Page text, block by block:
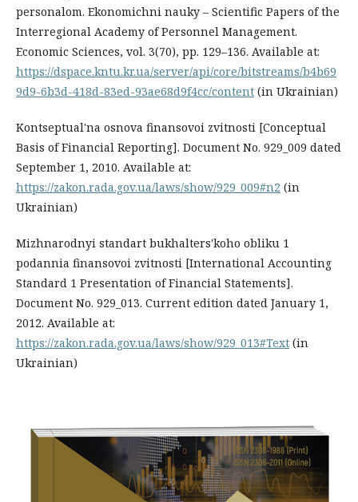
personalom. Ekonomichni nauky – Scientific Papers of the
Interregional Academy of Personnel Management.
Economic Sciences, vol. 3(70), pp. 129–136. Available at:
https://dspace.kntu.kr.ua/server/api/core/bitstreams/b4b69
9d9-6b3d-418d-83ed-93ae68d9f4cc/content (in Ukrainian)
Kontseptual'na osnova finansovoi zvitnosti [Conceptual
Basis of Financial Reporting]. Document No. 929_009 dated
September 1, 2010. Available at:
https://zakon.rada.gov.ua/laws/show/929_009#n2 (in
Ukrainian)
Mizhnarodnyi standart bukhalters'koho obliku 1
podannia finansovoi zvitnosti [International Accounting
Standard 1 Presentation of Financial Statements].
Document No. 929_013. Current edition dated January 1,
2012. Available at:
https://zakon.rada.gov.ua/laws/show/929_013#Text (in
Ukrainian)